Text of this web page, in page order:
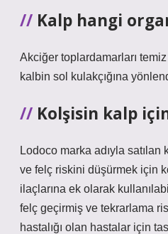
Kalp hangi
Akciğer toplardamarları temiz
kalbin sol kulakçığına
Kolşisin kalp
Lodoco marka adıyla satılan
ve felç riskini düşürmek için
ilaçlarına ek olarak
felç geçirmiş ve tekrarlama
hastalığı olan hastalar için